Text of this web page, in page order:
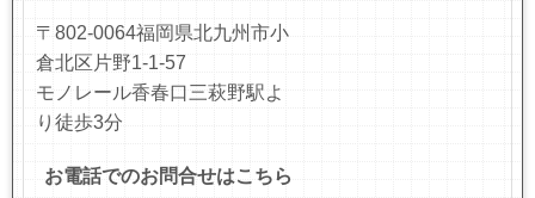
〒802-0064福岡県北九州市小
倉北区片野1-1-57
モノレール香春口三萩野駅よ
り徒歩3分
お電話でのお問合せはこちら